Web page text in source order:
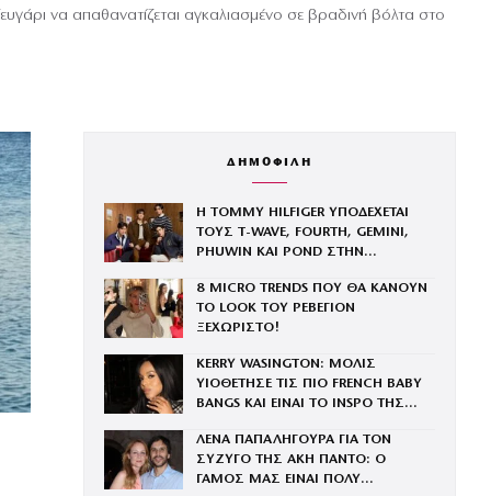
να απαθανατίζεται αγκαλιασμένο σε βραδινή βόλτα στο
ΔΗΜΟΦΙΛΗ
Η TOMMY HILFIGER ΥΠΟΔΕΧΕΤΑΙ
ΤΟΥΣ Τ-WAVE, FOURTH, GEMINI,
PHUWIN ΚΑΙ POND ΣΤΗΝ
8 MICRO TRENDS ΠΟΥ ΘΑ ΚΑΝΟΥΝ
ΤΟ LOOK ΤΟΥ ΡΕΒΕΓΙΟΝ
ΞΕΧΩΡΙΣΤΟ!
KERRY WASINGTON: ΜΟΛΙΣ
ΥΙΟΘΕΤΗΣΕ ΤΙΣ ΠΙΟ FRENCH BABY
BANGS ΚΑΙ ΕΙΝΑΙ ΤΟ INSPO ΤΗΣ
ΛΕΝΑ ΠΑΠΑΛΗΓΟΥΡΑ ΓΙΑ ΤΟΝ
ΣΥΖΥΓΟ ΤΗΣ ΑΚΗ ΠΑΝΤΟ: Ο
ΓΑΜΟΣ ΜΑΣ ΕΙΝΑΙ ΠΟΛΥ